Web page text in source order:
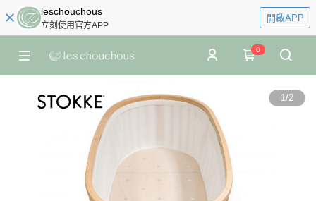
leschouchous
立刻使用官方APP
開啟APP
0
1/2